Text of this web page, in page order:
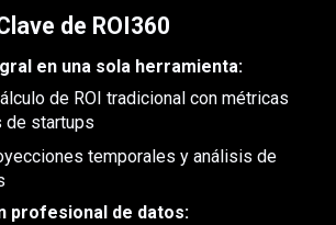
de ROI360
en una sola herramienta:
de ROI tradicional con métricas
de startups
temporales y análisis de
profesional de datos: